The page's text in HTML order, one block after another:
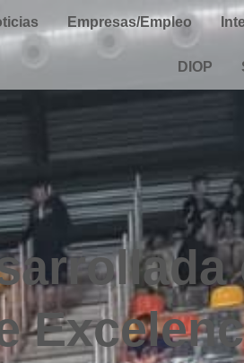
Empresas/Empleo
DIOP